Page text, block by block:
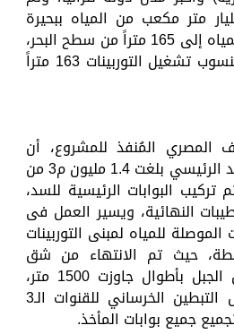
الآن تخزين 15 مليار متر مكعب من المياه ببحيرة
السد، ووصل منسوب المياه إلى 165 متراً من سطح البحر،
حيث إن الحد الأدنى لمنسوب تشغيل التوربينات 163 متراً
المصري المُنفذ للمشروع، أن
كمية الخرسانة فى السد الرئيسي بلغت 1.4 مليون م3 من
تركيب البوابات الرئيسية للسد،
النهائية، ويسير العمل فى
الموصلة للمياه لمبنى التوربينات
حيث تم الانتهاء من شق
القنوات الرئيسية داخل الجبل بأطوال جاوزت 1500 متر،
وتم الانتهاء من أعمال التبطين الخرساني للقنوات الـ3
جميع بوابات المأخذ.